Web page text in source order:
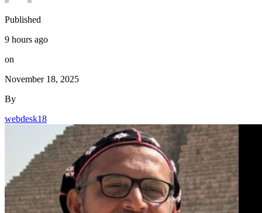
Published
9 hours ago
on
November 18, 2025
By
webdesk18